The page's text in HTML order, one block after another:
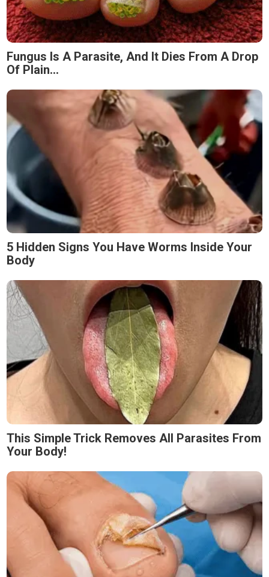
Fungus Is A Parasite, And It Dies From A Drop
Of Plain...
5 Hidden Signs You Have Worms Inside Your
Body
This Simple Trick Removes All Parasites From
Your Body!